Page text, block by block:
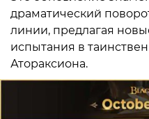
драматический
линии, предлагая
испытания в
Атораксиона.